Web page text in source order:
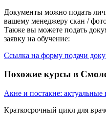
Документы можно подать
вашему менеджеру скан /
Также вы можете подать
заявку на обучение:
Ссылка на форму подачи
Похожие курсы в
Акне и постакне:
Краткосрочный цикл для